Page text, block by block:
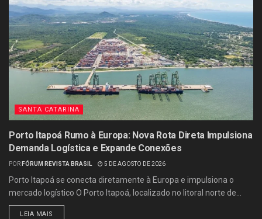
SANTA CATARINA
Porto Itapoá Rumo à Europa: Nova Rota Direta Impulsiona
Demanda Logística e Expande Conexões
POR FÓRUM REVISTA BRASIL 5 DE AGOSTO DE 2026
Porto Itapoá se conecta diretamente à Europa e impulsiona o
mercado logístico O Porto Itapoá, localizado no litoral norte de...
LEIA MAIS